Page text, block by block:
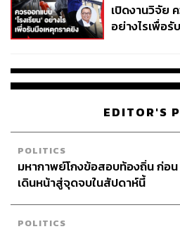
เปิดงานวิจัย
อย่างไรเพื่อ
EDITOR'S
POLITICS
มหากาพย์โกงข้อสอบท้องถิ่น ก่อน
เดินหน้าสู่จุดจบในสัปดาห์นี้
POLITICS